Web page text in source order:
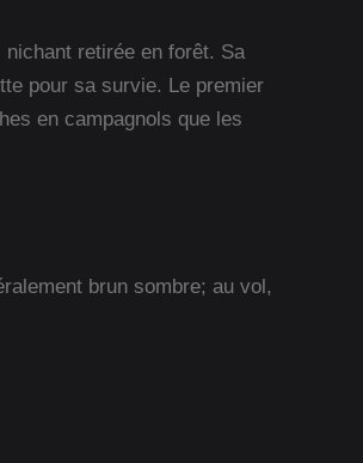
retirée en forêt. Sa
pour sa survie. Le premier
en campagnols que les
brun sombre; au vol,